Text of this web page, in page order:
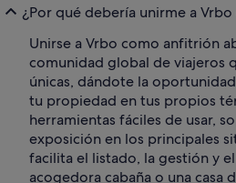
¿Por qué debería unirme a
Unirse a Vrbo como anfitrión
comunidad global de viajeros
únicas, dándote la
tu propiedad en tus propios
herramientas fáciles de usar,
exposición en los principales
facilita el listado, la gestión y el
acogedora cabaña o una casa